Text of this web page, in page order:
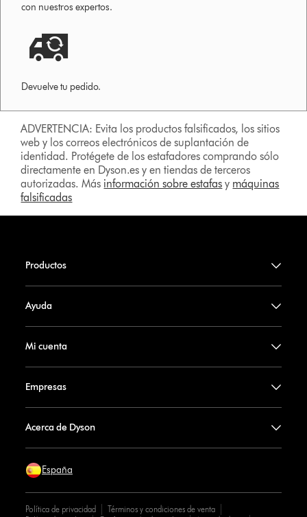
con nuestros expertos.
Devuelve tu pedido.
ADVERTENCIA: Evita los productos falsificados, los sitios
web y los correos electrónicos de suplantación de
identidad. Protégete de los estafadores comprando sólo
directamente en Dyson.es y en tiendas de terceros
autorizadas. Más información sobre estafas y máquinas
falsificadas
Productos
Ayuda
Mi cuenta
Empresas
Acerca de Dyson
España
Política de privacidad
Términos y condiciones de venta